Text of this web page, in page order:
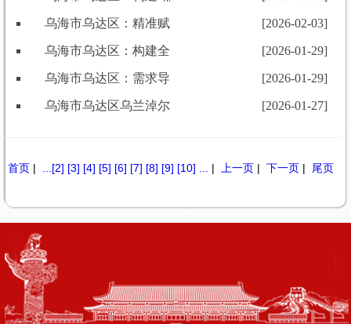
乌海市乌达区：精准赋能绘制“政治画像” 档案筑基淬炼
[2026-02-03]
乌海市乌达区：构建全链条培养机制 为年轻干部成长
[2026-01-29]
乌海市乌达区：需求导向+多元载体 跑出干部教育培训
[2026-01-29]
乌海市乌达区乌兰淖尔镇党委：“三点发力”解锁乡村振
[2026-01-27]
首页| [2] [3] [4] [5] [6] [7] [8] [9] [10] | 上一页| 下一页| 尾页